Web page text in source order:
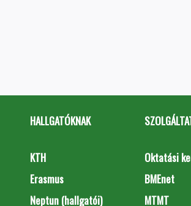
HALLGATÓKNAK
KTH
Erasmus
Neptun (hallgatói)
Oktatási
BMEnet
MTMT